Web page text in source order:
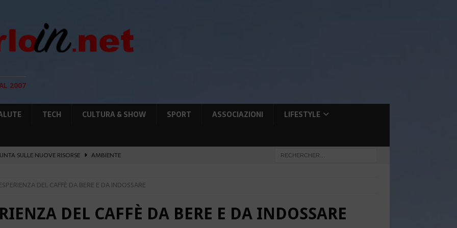
2007
TECH CULTURA & SHOW SPORT ASSOCIAZIONI
LIFESTYLE
SULLE NUOVE RISORSE
AMBIENTE
RAFFORZANO LA COOPERAZIONE
ATTUALITÀ
AGOSTO, LE PRECAUZIONI PER OSSERVARLA
AMBIENTE
DEL CAFFÈ DA BERE E DA INDOSSARE
DEL CAFFÈ DA BERE E DA INDOSSARE